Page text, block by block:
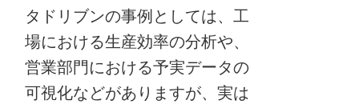
タドリブンの事例としては、工
場における生産効率の分析や、
営業部門における予実データの
可視化などがありますが、実は